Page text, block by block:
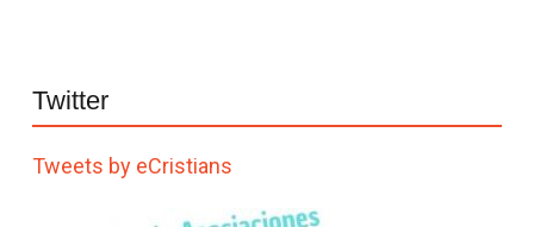
Twitter
Tweets by eCristians